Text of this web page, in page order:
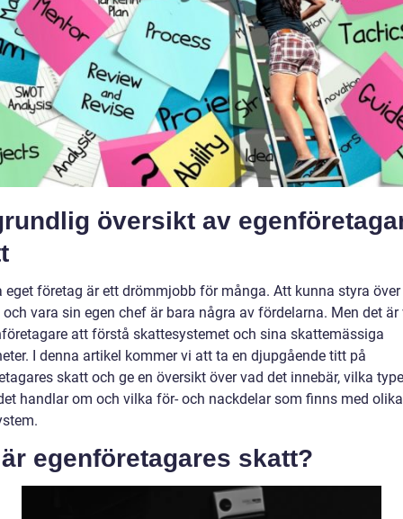
översikt av
eget företag är ett drömmjobb för många. Att kunna styra
och vara sin egen chef är bara några av fördelarna. Men det
att förstå skattesystemet och sina skattemässiga
I denna artikel kommer vi att ta en djupgående titt på
skatt och ge en översikt över vad det innebär, vilka
handlar om och vilka för- och nackdelar som finns med olika
egenföretagares skatt?